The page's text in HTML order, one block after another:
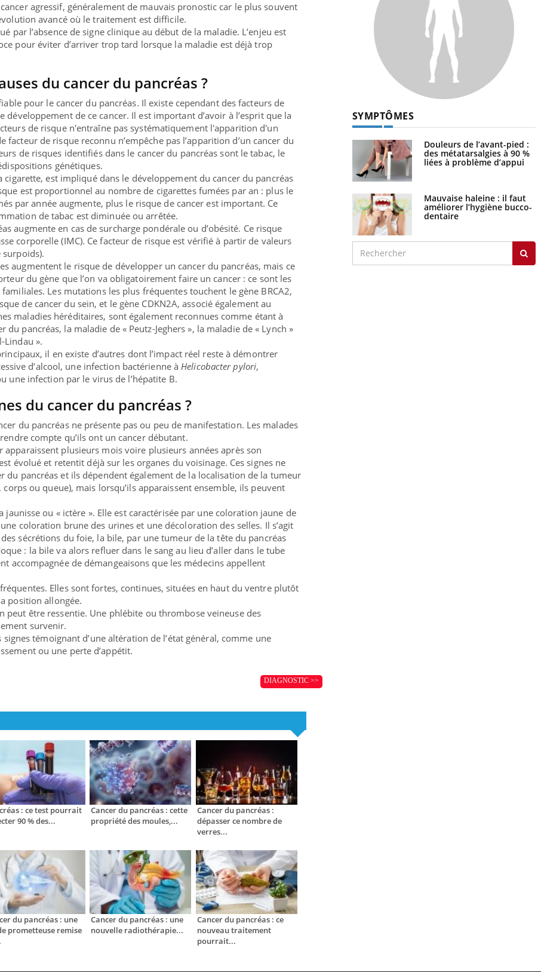
agressif, généralement de mauvais pronostic car le plus souvent
avancé où le traitement est difficile.
par l’absence de signe clinique au début de la maladie. L’enjeu est
pour éviter d’arriver trop tard lorsque la maladie est déjà trop
du cancer du pancréas ?
pour le cancer du pancréas. Il existe cependant des facteurs de
de ce cancer. Il est important d’avoir à l’esprit que la
de risque n'entraîne pas systématiquement l'apparition d'un
facteur de risque reconnu n’empêche pas l’apparition d’un cancer du
de risques identifiés dans le cancer du pancréas sont le tabac, le
génétiques.
cigarette, est impliqué dans le développement du cancer du pancréas
est proportionnel au nombre de cigarettes fumées par an : plus le
par année augmente, plus le risque de cancer est important. Ce
de tabac est diminuée ou arrêtée.
augmente en cas de surcharge pondérale ou d’obésité. Ce risque
corporelle (IMC). Ce facteur de risque est vérifié à partir de valeurs
surpoids).
augmentent le risque de développer un cancer du pancréas, mais ce
du gène que l’on va obligatoirement faire un cancer : ce sont les
Les mutations les plus fréquentes touchent le gène BRCA2,
de cancer du sein, et le gène CDKN2A, associé également au
maladies héréditaires, sont également reconnues comme étant à
pancréas, la maladie de « Peutz-Jeghers », la maladie de « Lynch »
Lindau ».
il en existe d’autres dont l’impact réel reste à démontrer
d’alcool, une infection bactérienne àHelicobacter pylori,
une infection par le virus de l’hépatite B.
du cancer du pancréas ?
du pancréas ne présente pas ou peu de manifestation. Les malades
compte qu’ils ont un cancer débutant.
apparaissent plusieurs mois voire plusieurs années après son
évolué et retentit déjà sur les organes du voisinage. Ces signes ne
du pancréas et ils dépendent également de la localisation de la tumeur
corps ou queue), mais lorsqu’ils apparaissent ensemble, ils peuvent
jaunisse ou « ictère ». Elle est caractérisée par une coloration jaune de
coloration brune des urines et une décoloration des selles. Il s’agit
des sécrétions du foie, la bile, par une tumeur de la tête du pancréas
: la bile va alors refluer dans le sang au lieu d’aller dans le tube
accompagnée de démangeaisons que les médecins appellent
Elles sont fortes, continues, situées en haut du ventre plutôt
position allongée.
peut être ressentie. Une phlébite ou thrombose veineuse des
survenir.
témoignant d’une altération de l’état général, comme une
ou une perte d’appétit.
DIAGNOSTIC >>
: ce test pourrait
90 % des...
Cancer du pancréas : cette
propriété des moules,...
Cancer du pancréas :
dépasser ce nombre de
verres...
du pancréas : une
prometteuse remise
Cancer du pancréas : une
nouvelle radiothérapie...
Cancer du pancréas : ce
nouveau traitement
pourrait...
SYMPTÔMES
Douleurs de l’avant-pied :
des métatarsalgies à 90 %
liées à problème d’appui
Mauvaise haleine : il faut
améliorer l’hygiène bucco-
dentaire